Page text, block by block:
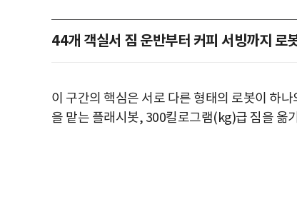
44개 객실서 짐 운반부터 커피 서빙까지 로
이 구간의 핵심은 서로 다른 형태의 로봇이 하
을 맡는 플래시봇, 300킬로그램(kg)급 짐을 옮